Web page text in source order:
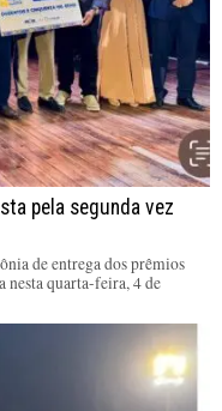
pela segunda vez
de entrega dos prêmios
nesta quarta-feira, 4 de